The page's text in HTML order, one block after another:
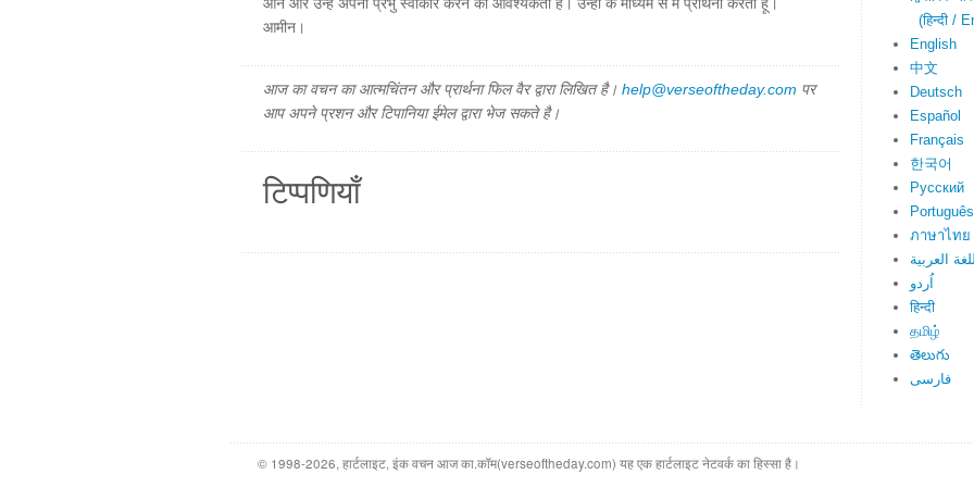
आमीन।
आज का वचन का आत्मचिंतन और प्रार्थना फिल वैर द्वारा लिखित है। help@verseoftheday.com पर
आप अपने प्रशन और टिपानिया ईमेल द्वारा भेज सकते है।
टिप्पणियाँ
(हिन्दी /
English
中文
Deutsch
Español
Français
한국어
Русский
Português
ภาษาไทย
العربية
اُردو
हिन्दी
தமிழ்
తెలుగు
فارسی
© 1998-2026, हार्टलाइट, इंक वचन आज का.कॉम(verseoftheday.com) यह एक हार्टलाइट नेटवर्क का हिस्सा है।